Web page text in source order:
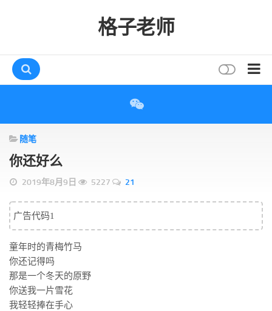
格子老师
互动
评论
打赏
读者
存档
标签
论坛
随笔
你还好么
2019年8月9日 5227 21
广告代码1
童年时的青梅竹马
你还记得吗
那是一个冬天的原野
你送我一片雪花
我轻轻捧在手心